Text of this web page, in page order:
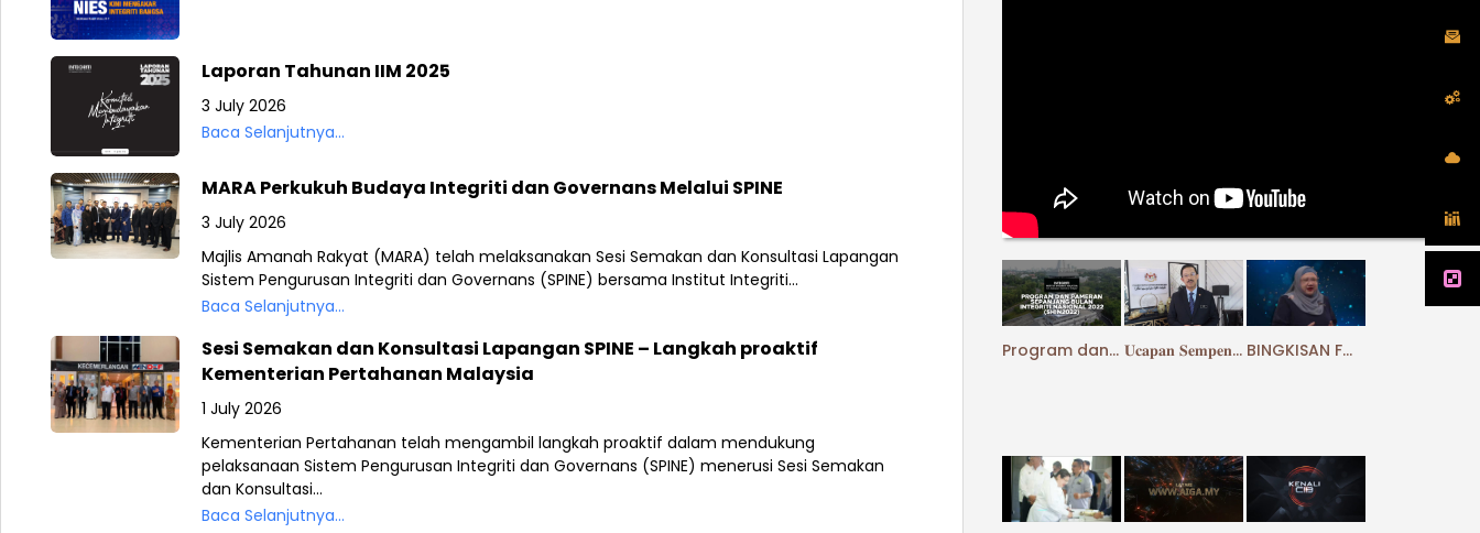
Laporan Tahunan IIM 2025
3 July 2026
Baca Selanjutnya...
MARA Perkukuh Budaya Integriti dan Governans Melalui SPINE
3 July 2026
Majlis Amanah Rakyat (MARA) telah melaksanakan Sesi Semakan dan Konsultasi Lapangan
Sistem Pengurusan Integriti dan Governans (SPINE) bersama Institut Integriti...
Baca Selanjutnya...
Sesi Semakan dan Konsultasi Lapangan SPINE – Langkah proaktif
Kementerian Pertahanan Malaysia
1 July 2026
Kementerian Pertahanan telah mengambil langkah proaktif dalam mendukung
pelaksanaan Sistem Pengurusan Integriti dan Governans (SPINE) menerusi Sesi Semakan
dan Konsultasi...
Baca Selanjutnya...
Program dan Pameran Sepanjang Bulan Integriti Nasional 2022 (SHIN2022) 𝐔𝐜𝐚𝐩𝐚𝐧 𝐒𝐞𝐦𝐩𝐞𝐧𝐚 𝐒𝐚𝐦𝐛𝐮𝐭𝐚𝐧 𝐁𝐮𝐥𝐚𝐧 𝐈𝐧𝐭𝐞𝐠𝐫𝐢𝐭𝐢 𝐍𝐚𝐬𝐢𝐨𝐧𝐚𝐥 𝟐𝟎𝟐𝟐 BINGKISAN FORUM PERDANA EHWAL ISLAM : “INTEGRITI JAMBATAN KEBERKATAN”